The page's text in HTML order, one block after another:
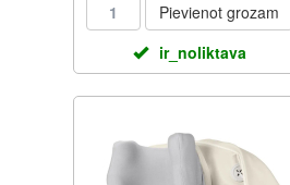
Pievienot grozam
ir_noliktava